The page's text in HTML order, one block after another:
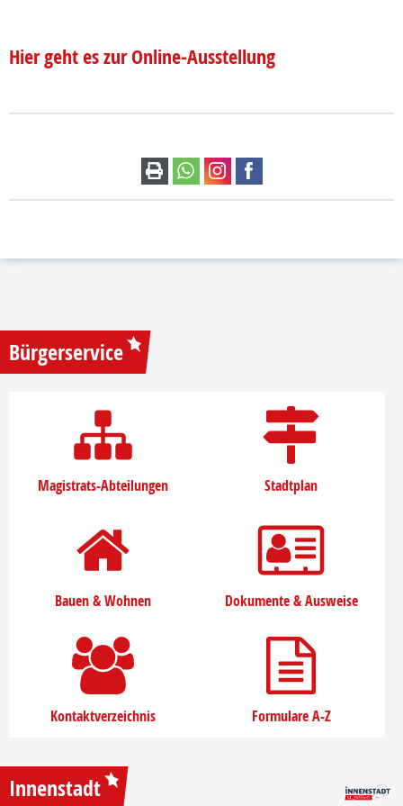
Hier geht es zur Online-Ausstellung
Bürgerservice
Magistrats-Abteilungen Stadtplan
Bauen & Wohnen Dokumente & Ausweise
Kontaktverzeichnis Formulare A-Z
Innenstadt